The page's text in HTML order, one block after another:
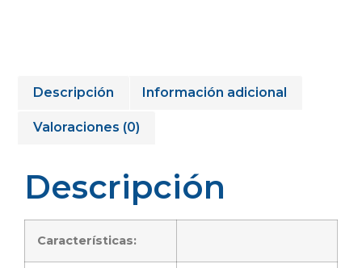
Descripción Información adicional
Valoraciones (0)
Descripción
Características: